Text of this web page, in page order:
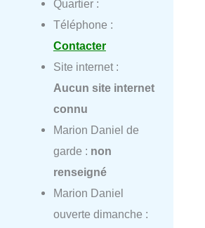
Quartier :
Téléphone :
Contacter
Site internet :
Aucun site internet
connu
Marion Daniel de
garde : non
renseigné
Marion Daniel
ouverte dimanche :